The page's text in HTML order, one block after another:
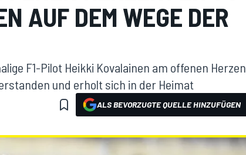
AUF DEM WEGE DER
F1-Pilot Heikki Kovalainen am offenen Herzen
und erholt sich in der Heimat
ALS BEVORZUGTE QUELLE HINZUFÜGEN